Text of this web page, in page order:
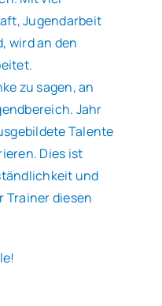
Jugendarbeit
wird an den
zu sagen, an
Jahr
Talente
Dies ist
und
Trainer diesen